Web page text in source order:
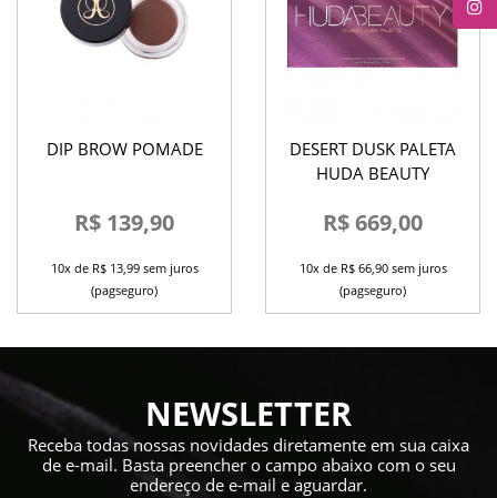
DIP BROW POMADE
R$ 139,90
10x de R$ 13,99 sem juros
(pagseguro)
DESERT DUSK PALETA
HUDA BEAUTY
R$ 669,00
10x de R$ 66,90 sem juros
(pagseguro)
NEWSLETTER
Receba todas nossas novidades diretamente em sua caixa
de e-mail. Basta preencher o campo abaixo com o seu
endereço de e-mail e aguardar.